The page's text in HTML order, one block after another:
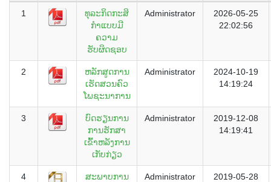
1
ທຸລະກິດກະສິ
ກໍາແບບມີ
ຄວາມ
ຮັບຜິດຊອບ
Administrator
2026-05-25
22:02:56
2
ຫລັກສູດການ
ເຮັດສວນຄົວ
ໂພຊະນາການ
Administrator
2024-10-19
14:19:24
3
ບົດຮຽນການ
ການຮັກສາ
ເຂົ້າຫລັງການ
ເກັບກ່ຽວ
Administrator
2019-12-08
14:19:41
4
ສະພາບການ
Administrator
2019-05-28